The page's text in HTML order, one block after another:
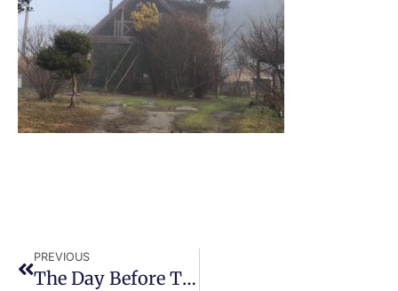
PREVIOUS
The Day Before The Beginning Of Spring